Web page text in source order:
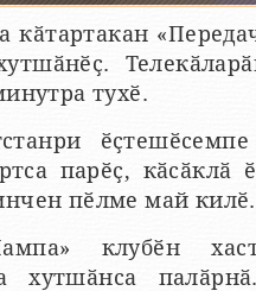
кӑтартакан
тухӗ.
парӗҫ, кӑсӑклӑ
пӗлме май килӗ.
клубӗн
хутшӑнса